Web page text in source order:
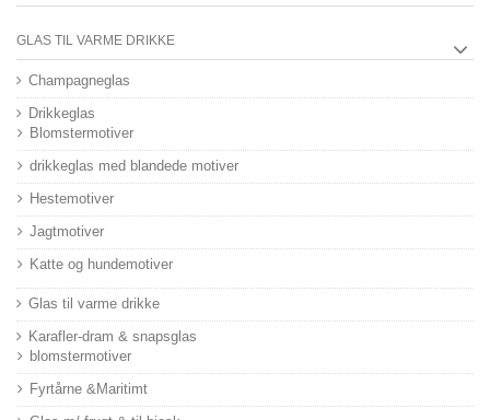
GLAS TIL VARME DRIKKE
Champagneglas
Drikkeglas
Blomstermotiver
drikkeglas med blandede motiver
Hestemotiver
Jagtmotiver
Katte og hundemotiver
Glas til varme drikke
Karafler-dram & snapsglas
blomstermotiver
Fyrtårne &Maritimt